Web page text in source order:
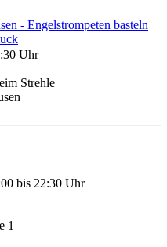
- Engelstrompeten basteln
Uhr
Strehle
bis 22:30 Uhr
1